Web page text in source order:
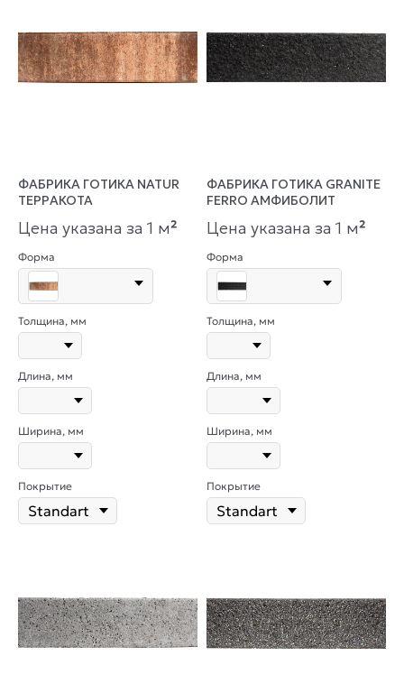
ФАБРИКА ГОТИКА NATUR
ТЕРРАКОТА
Цена указана за 1 м²
Форма
Толщина, мм
Длина, мм
Ширина, мм
Покрытие
ФАБРИКА ГОТИКА GRANITE
FERRO АМФИБОЛИТ
Цена указана за 1 м²
Форма
Толщина, мм
Длина, мм
Ширина, мм
Покрытие